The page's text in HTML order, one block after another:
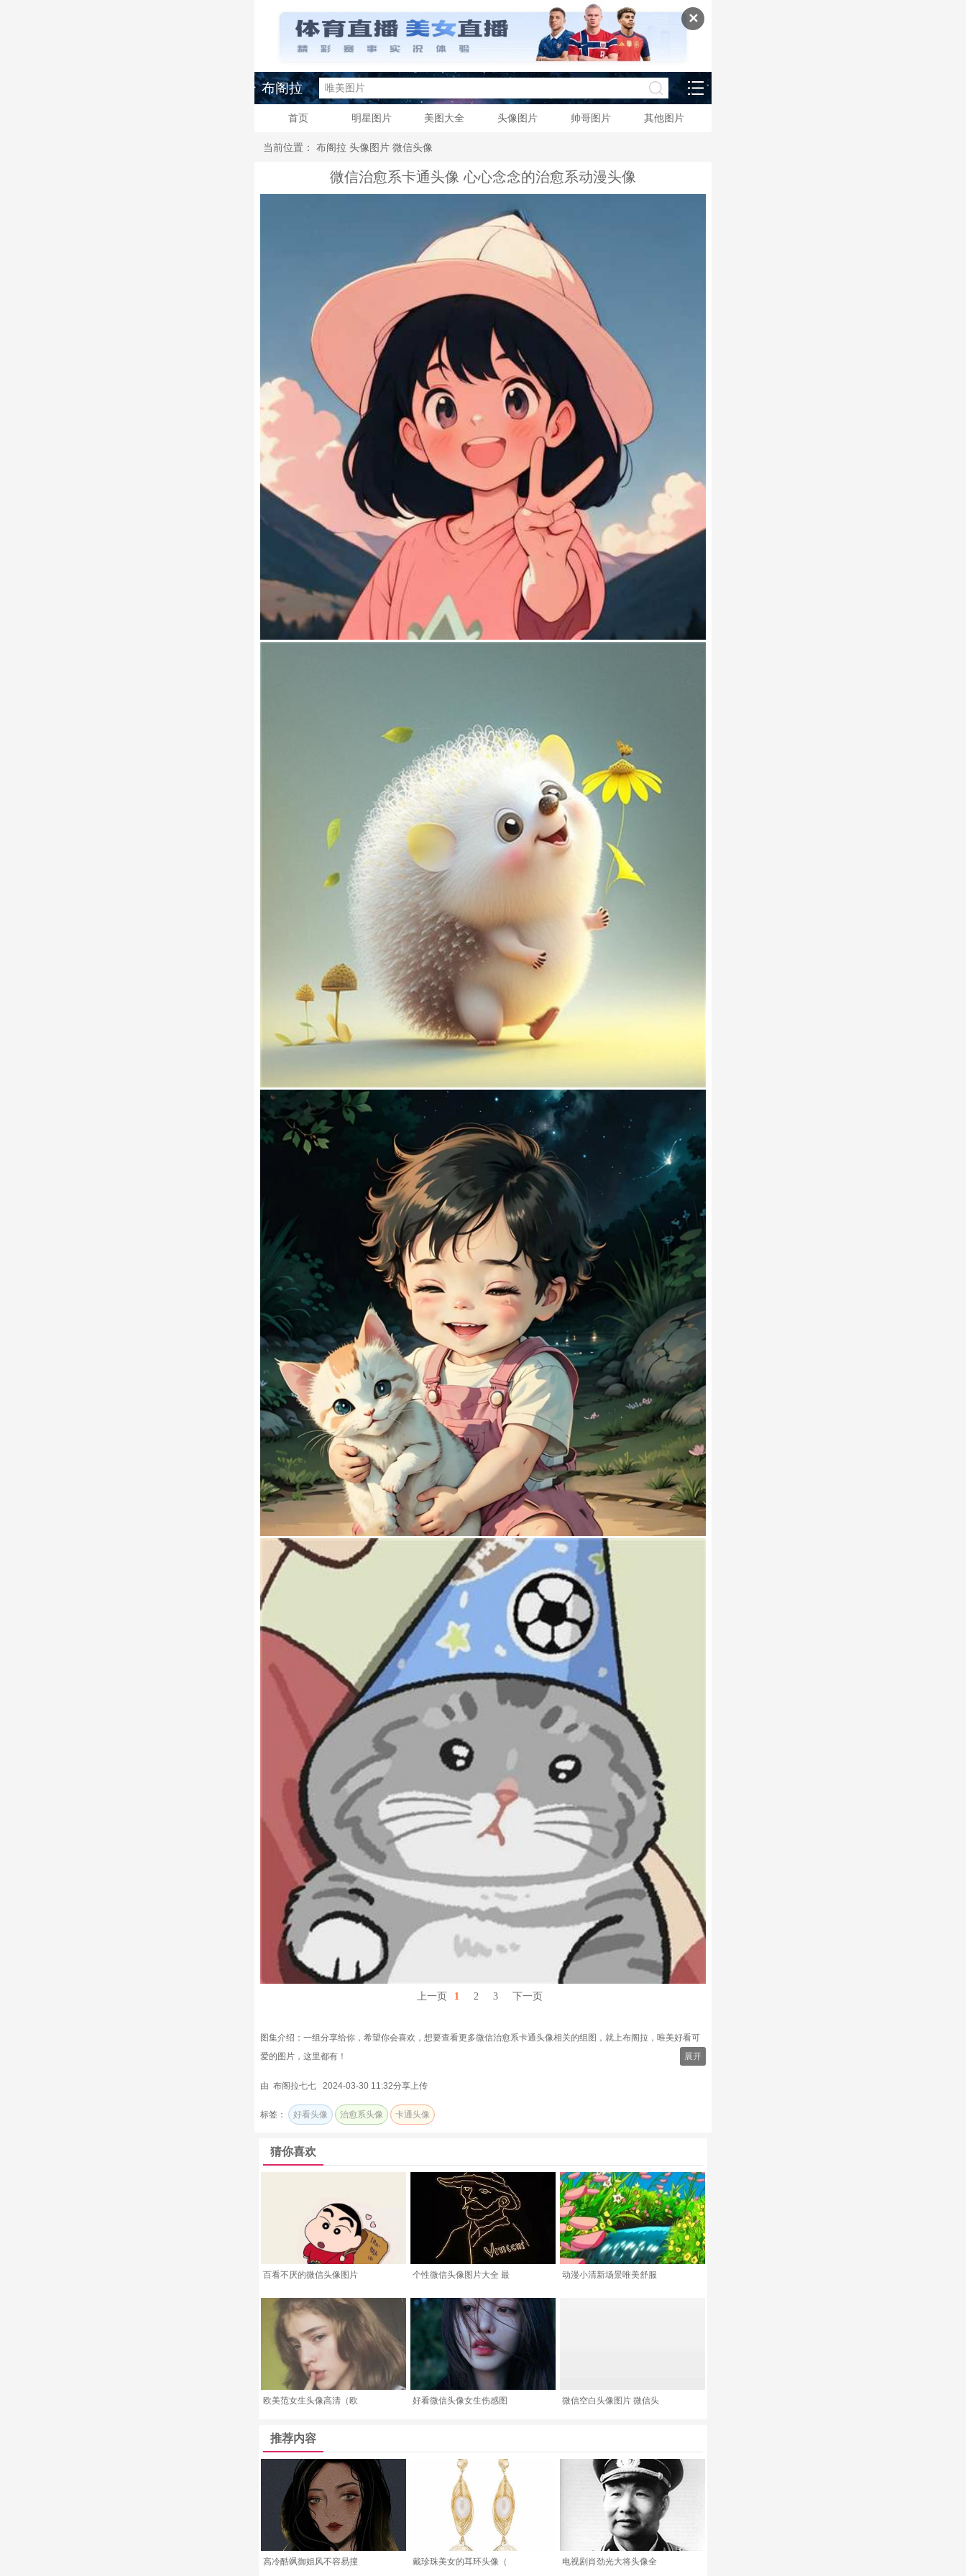
✕
布阁拉
首页 明星图片 美图大全 头像图片 帅哥图片 其他图片
当前位置： 布阁拉 头像图片 微信头像
微信治愈系卡通头像 心心念念的治愈系动漫头像
上一页 1 2 3 下一页
图集介绍：一组分享给你，希望你会喜欢，想要查看更多微信治愈系卡通头像相关的组图，就上布阁拉，唯美好看可
爱的图片，这里都有！
展开
由 布阁拉七七 2024-03-30 11:32分享上传
标签： 好看头像 治愈系头像 卡通头像
猜你喜欢
百看不厌的微信头像图片 个性微信头像图片大全 最 动漫小清新场景唯美舒服
欧美范女生头像高清（欧 好看微信头像女生伤感图 微信空白头像图片 微信头
推荐内容
高冷酷飒御姐风不容易撞 戴珍珠美女的耳环头像（ 电视剧肖劲光大将头像全